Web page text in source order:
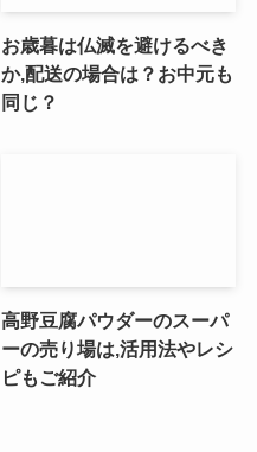
お歳暮は仏滅を避けるべき
か,配送の場合は？お中元も
同じ？
高野豆腐パウダーのスーパ
ーの売り場は,活用法やレシ
ピもご紹介